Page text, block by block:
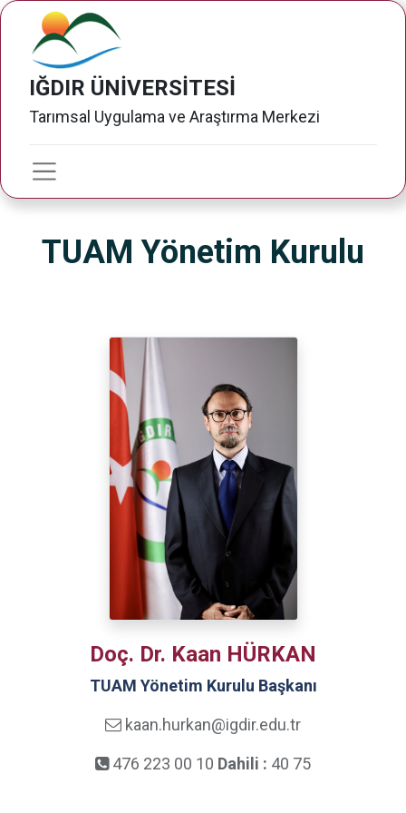
IĞDIR ÜNİVERSİTESİ
Tarımsal Uygulama ve Araştırma Merkezi
TUAM Yönetim Kurulu
Doç. Dr. Kaan HÜRKAN
TUAM Yönetim Kurulu Başkanı
kaan.hurkan@igdir.edu.tr
476 223 00 10 Dahili : 40 75